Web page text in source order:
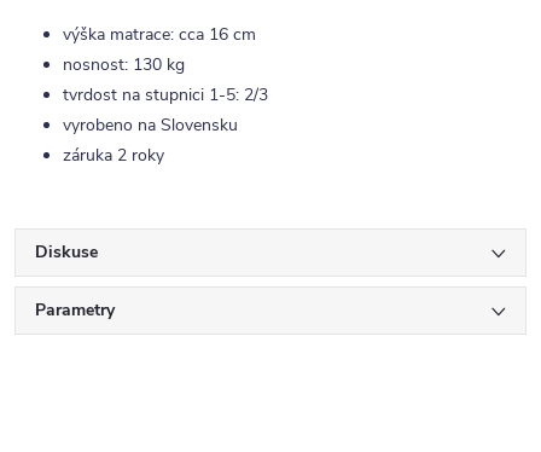
výška matrace: cca 16 cm
nosnost: 130 kg
tvrdost na stupnici 1-5: 2/3
vyrobeno na Slovensku
záruka 2 roky
Diskuse
Parametry